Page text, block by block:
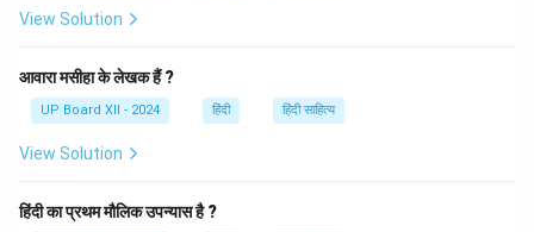
View Solution
आवारा मसीहा के लेखक हैं ?
UP Board XII - 2024 हिंदी हिंदी साहित्य
View Solution
हिंदी का प्रथम मौलिक उपन्यास है ?